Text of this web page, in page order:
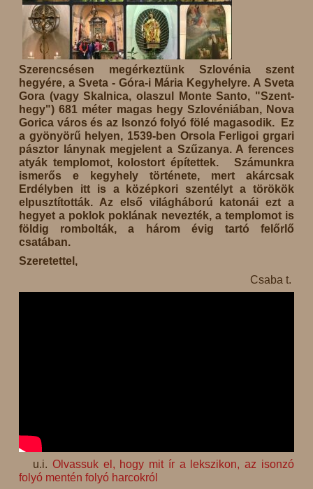
Szerencsésen megérkeztünk Szlovénia szent
hegyére, a Sveta - Góra-i Mária Kegyhelyre. A Sveta
Gora (vagy Skalnica, olaszul Monte Santo, "Szent-
hegy") 681 méter magas hegy Szlovéniában, Nova
Gorica város és az Isonzó folyó fölé magasodik. Ez
a gyönyörű helyen, 1539-ben Orsola Ferligoi grgari
pásztor lánynak megjelent a Szűzanya. A ferences
atyák templomot, kolostort építettek. Számunkra
ismerős e kegyhely története, mert akárcsak
Erdélyben itt is a középkori szentélyt a törökök
elpusztították. Az első világháború katonái ezt a
hegyet a poklok poklának nevezték, a templomot is
földig rombolták, a három évig tartó felőrlő
csatában.
Szeretettel,
Csaba t.
u.i. Olvassuk el, hogy mit ír a lekszikon, az isonzó
folyó mentén folyó harcokról